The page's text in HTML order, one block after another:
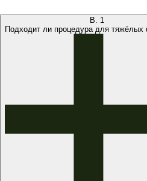
В. 1
Подходит ли процедура для тяжёлых